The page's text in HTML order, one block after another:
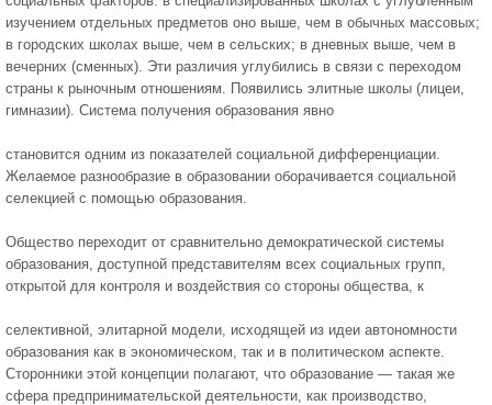
изучением отдельных предметов оно выше, чем в обычных массовых;
в городских школах выше, чем в сельских; в дневных выше, чем в
вечерних (сменных). Эти различия углубились в связи с переходом
страны к рыночным отношениям. Появи­лись элитные школы (лицеи,
гимназии). Система получения образования явно
становится одним из показателей социальной дифференциации.
Желаемое разнообразие в образовании оборачивается социальной
селекцией с помощью образования.
Общество переходит от сравнительно демократической системы
образования, дос­тупной представителям всех социальных групп,
открытой для контроля и воздействия со стороны общества, к
селективной, элитарной модели, исходящей из идеи автономно­сти
образования как в экономическом, так и в политическом аспекте.
Сторонники этой концепции полагают, что образование — такая же
сфера предпринимательской деятель­ности, как производство,